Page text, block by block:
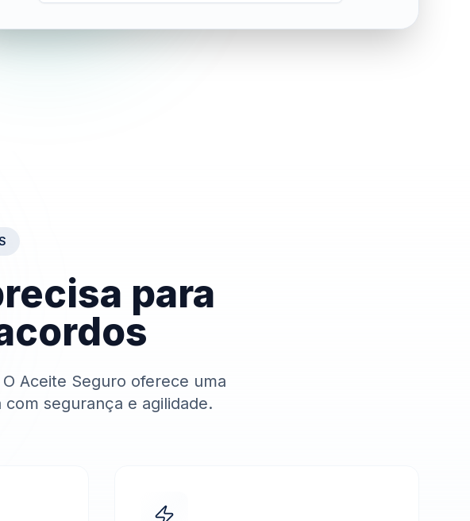
para
Aceite Seguro oferece uma
segurança e agilidade.